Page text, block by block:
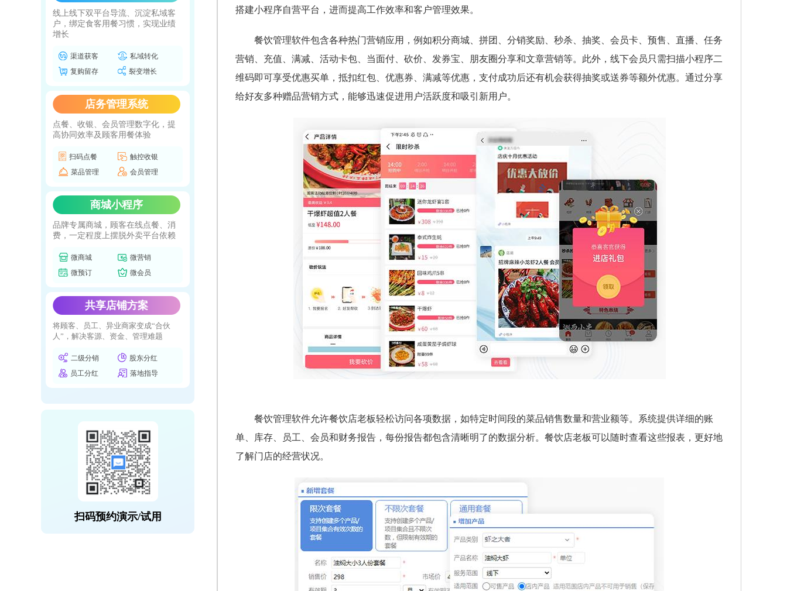
线上线下双平台导流、沉淀私域客
户，绑定食客用餐习惯，实现业绩
增长
渠道获客
私域转化
复购留存
裂变增长
店务管理系统
点餐、收银、会员管理数字化，提
高协同效率及顾客用餐体验
扫码点餐
触控收银
菜品管理
会员管理
商城小程序
品牌专属商城，顾客在线点餐、消
费，一定程度上摆脱外卖平台依赖
微商城
微营销
微预订
微会员
共享店铺方案
将顾客、员工、异业商家变成“合伙
人”，解决客源、资金、管理难题
二级分销
股东分红
员工分红
落地指导
扫码预约演示/试用
搭建小程序自营平台，进而提高工作效率和客户管理效果。
餐饮管理软件包含各种热门营销应用，例如积分商城、拼团、分销奖励、秒杀、抽奖、会员卡、预售、直播、任务
营销、充值、满减、活动卡包、当面付、砍价、发券宝、朋友圈分享和文章营销等。此外，线下会员只需扫描小程序二
维码即可享受优惠买单，抵扣红包、优惠券、满减等优惠，支付成功后还有机会获得抽奖或送券等额外优惠。通过分享
给好友多种赠品营销方式，能够迅速促进用户活跃度和吸引新用户。
餐饮管理软件允许餐饮店老板轻松访问各项数据，如特定时间段的菜品销售数量和营业额等。系统提供详细的账
单、库存、员工、会员和财务报告，每份报告都包含清晰明了的数据分析。餐饮店老板可以随时查看这些报表，更好地
了解门店的经营状况。